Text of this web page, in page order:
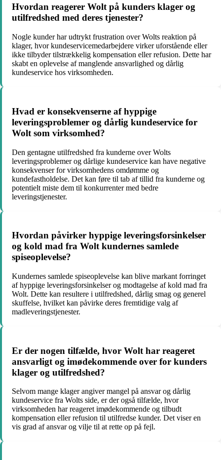
Hvordan reagerer Wolt på kunders klager og
utilfredshed med deres tjenester?
Nogle kunder har udtrykt frustration over Wolts reaktion på
klager, hvor kundeservicemedarbejdere virker uforstående eller
ikke tilbyder tilstrækkelig kompensation eller refusion. Dette har
skabt en oplevelse af manglende ansvarlighed og dårlig
kundeservice hos virksomheden.
Hvad er konsekvenserne af hyppige
leveringsproblemer og dårlig kundeservice for
Wolt som virksomhed?
Den gentagne utilfredshed fra kunderne over Wolts
leveringsproblemer og dårlige kundeservice kan have negative
konsekvenser for virksomhedens omdømme og
kundefastholdelse. Det kan føre til tab af tillid fra kunderne og
potentielt miste dem til konkurrenter med bedre
leveringstjenester.
Hvordan påvirker hyppige leveringsforsinkelser
og kold mad fra Wolt kundernes samlede
spiseoplevelse?
Kundernes samlede spiseoplevelse kan blive markant forringet
af hyppige leveringsforsinkelser og modtagelse af kold mad fra
Wolt. Dette kan resultere i utilfredshed, dårlig smag og generel
skuffelse, hvilket kan påvirke deres fremtidige valg af
madleveringstjenester.
Er der nogen tilfælde, hvor Wolt har reageret
ansvarligt og imødekommende over for kunders
klager og utilfredshed?
Selvom mange klager angiver mangel på ansvar og dårlig
kundeservice fra Wolts side, er der også tilfælde, hvor
virksomheden har reageret imødekommende og tilbudt
kompensation eller refusion til utilfredse kunder. Det viser en
vis grad af ansvar og vilje til at rette op på fejl.